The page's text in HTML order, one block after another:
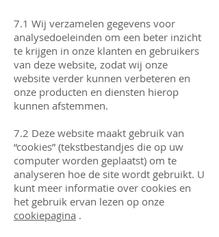
7.1 Wij verzamelen gegevens voor
analysedoeleinden om een ​​beter inzicht
te krijgen in onze klanten en gebruikers
van deze website, zodat wij onze
website verder kunnen verbeteren en
onze producten en diensten hierop
kunnen afstemmen.
7.2 Deze website maakt gebruik van
“cookies” (tekstbestandjes die op uw
computer worden geplaatst) om te
analyseren hoe de site wordt gebruikt. U
kunt meer informatie over cookies en
het gebruik ervan lezen op onze
cookiepagina .